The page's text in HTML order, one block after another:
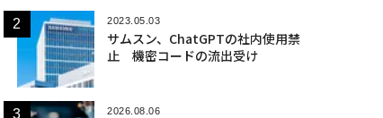
2023.05.03
サムスン、ChatGPTの社内使用禁
止 機密コードの流出受け
2026.08.06